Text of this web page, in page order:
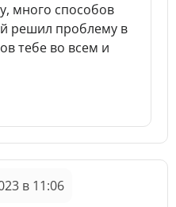
много способов
решил проблему в
тебе во всем и
в 11:06